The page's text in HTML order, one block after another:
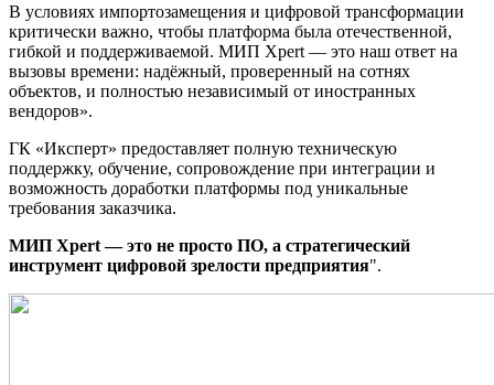
В условиях импортозамещения и цифровой трансформации
критически важно, чтобы платформа была отечественной,
гибкой и поддерживаемой. МИП Xpert — это наш ответ на
вызовы времени: надёжный, проверенный на сотнях
объектов, и полностью независимый от иностранных
вендоров».
ГК «Иксперт» предоставляет полную техническую
поддержку, обучение, сопровождение при интеграции и
возможность доработки платформы под уникальные
требования заказчика.
МИП Xpert — это не просто ПО, а стратегический
инструмент цифровой зрелости предприятия".